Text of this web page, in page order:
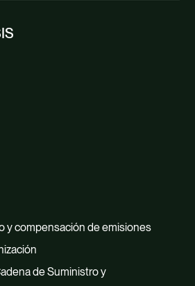
y compensación de emisiones
de Suministro y